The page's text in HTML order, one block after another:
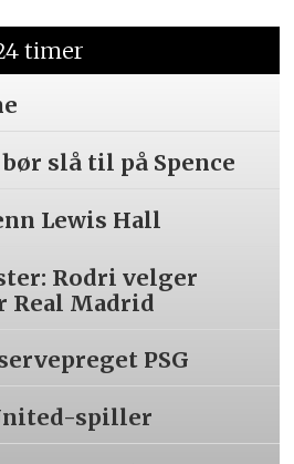
timer
slå til på Spence
Lewis Hall
Rodri velger
Real Madrid
PSG
spiller